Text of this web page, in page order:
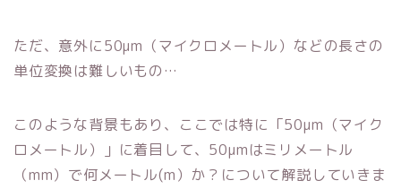
ただ、意外に50μm（マイクロメートル）などの長さの
単位変換は難しいもの…
このような背景もあり、ここでは特に「50μm（マイク
ロメートル）」に着目して、50μmはミリメートル
（mm）で何メートル(m）か？について解説していきま